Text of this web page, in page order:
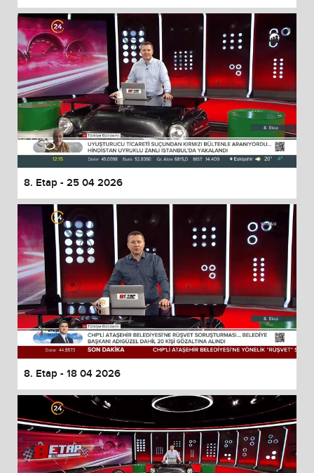
8. Etap - 25 04 2026
8. Etap - 18 04 2026